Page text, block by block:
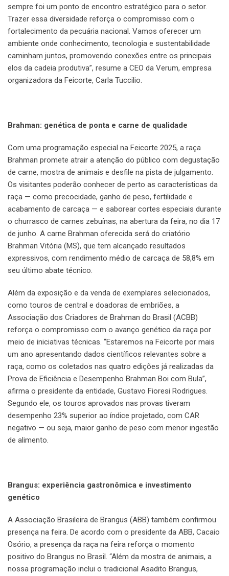
sempre foi um ponto de encontro estratégico para o setor.
Trazer essa diversidade reforça o compromisso com o
fortalecimento da pecuária nacional. Vamos oferecer um
ambiente onde conhecimento, tecnologia e sustentabilidade
caminham juntos, promovendo conexões entre os principais
elos da cadeia produtiva”, resume a CEO da Verum, empresa
organizadora da Feicorte, Carla Tuccilio.
Brahman: genética de ponta e carne de qualidade
Com uma programação especial na Feicorte 2025, a raça
Brahman promete atrair a atenção do público com degustação
de carne, mostra de animais e desfile na pista de julgamento.
Os visitantes poderão conhecer de perto as características da
raça — como precocidade, ganho de peso, fertilidade e
acabamento de carcaça — e saborear cortes especiais durante
o churrasco de carnes zebuínas, na abertura da feira, no dia 17
de junho. A carne Brahman oferecida será do criatório
Brahman Vitória (MS), que tem alcançado resultados
expressivos, com rendimento médio de carcaça de 58,8% em
seu último abate técnico.
Além da exposição e da venda de exemplares selecionados,
como touros de central e doadoras de embriões, a
Associação dos Criadores de Brahman do Brasil (ACBB)
reforça o compromisso com o avanço genético da raça por
meio de iniciativas técnicas. “Estaremos na Feicorte por mais
um ano apresentando dados científicos relevantes sobre a
raça, como os coletados nas quatro edições já realizadas da
Prova de Eficiência e Desempenho Brahman Boi com Bula”,
afirma o presidente da entidade, Gustavo Fioresi Rodrigues.
Segundo ele, os touros aprovados nas provas tiveram
desempenho 23% superior ao índice projetado, com CAR
negativo — ou seja, maior ganho de peso com menor ingestão
de alimento.
Brangus: experiência gastronômica e investimento
genético
A Associação Brasileira de Brangus (ABB) também confirmou
presença na feira. De acordo com o presidente da ABB, Cacaio
Osório, a presença da raça na feira reforça o momento
positivo do Brangus no Brasil. “Além da mostra de animais, a
nossa programação inclui o tradicional Asadito Brangus,